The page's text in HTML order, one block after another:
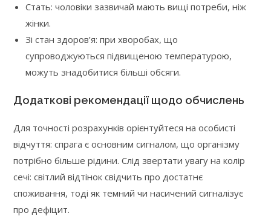
Стать: чоловіки зазвичай мають вищі потреби, ніж
жінки.
Зі стан здоров’я: при хворобах, що
супроводжуються підвищеною температурою,
можуть знадобитися більші обсяги.
Додаткові рекомендації щодо обчислень
Для точності розрахунків орієнтуйтеся на особисті
відчуття: спрага є основним сигналом, що організму
потрібно більше рідини. Слід звертати увагу на колір
сечі: світлий відтінок свідчить про достатнє
споживання, тоді як темний чи насичений сигналізує
про дефіцит.